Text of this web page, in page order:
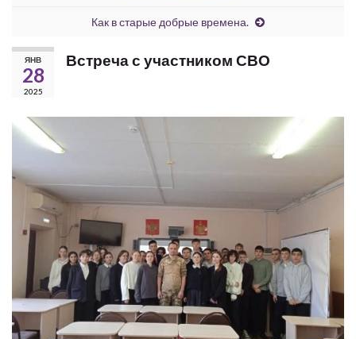
Как в старые добрые времена.
ЯНВ
28
2025
Встреча с участником СВО